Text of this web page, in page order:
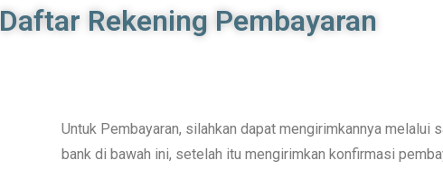
Daftar Rekening Pembayaran
Untuk Pembayaran, silahkan dapat mengirimkannya melalui
bank di bawah ini, setelah itu mengirimkan konfirmasi